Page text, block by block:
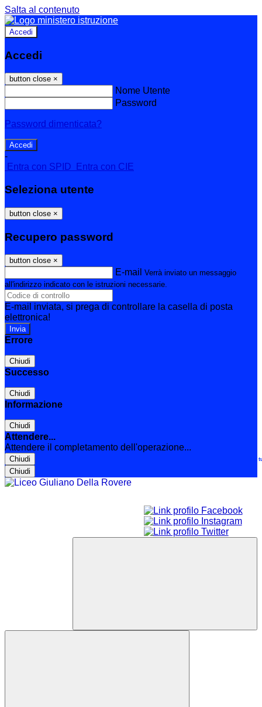
Salta al contenuto
Accedi
Accedi
button close ×
Nome Utente
Password
Password dimenticata?
-
Entra con SPID
Entra con CIE
Seleziona utente
button close ×
Recupero password
button close ×
E-mail Verrà inviato un messaggio
all'indirizzo indicato con le istruzioni necessarie.
E-mail inviata, si prega di controllare la casella di posta
elettronica!
Errore
Chiudi
Successo
Chiudi
Informazione
Chiudi
Attendere...
Attendere il completamento dell'operazione...
Chiudi
Chiudi
Le